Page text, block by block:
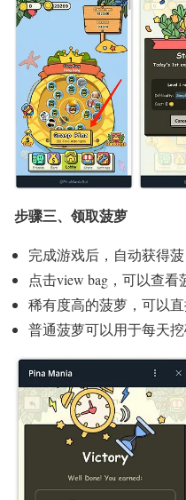
步骤三、领取菠萝
完成游戏后，自动获得菠
点击view bag，可以查看
稀有度高的菠萝，可以直
普通菠萝可以用于每天挖